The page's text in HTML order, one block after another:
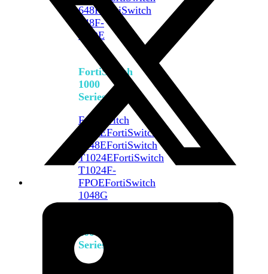
648F FortiSwitch
648F-
FPOE
FortiSwitch
1000
Series
FortiSwitch
1024EFortiSwitch
1048EFortiSwitch
T1024EFortiSwitch
T1024F-
FPOEFortiSwitch
1048G
2000
Series